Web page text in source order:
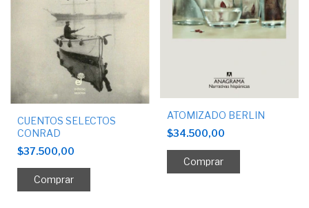
CUENTOS SELECTOS
CONRAD
$37.500,00
ATOMIZADO BERLIN
$34.500,00